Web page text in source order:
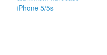
iPhone 5/5s